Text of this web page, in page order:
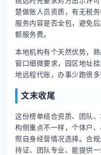
楚做账人员资质，有无税
服务内容是否全包，避免
额服务费。
本地机构有个天然优势，
窗口细微要求，园区地址
地远程代账，办事少跑很多
文末收尾
这份榜单结合资质、团队
构侧重点不一样，个体户
照自身经营情况选择。合
持证、团队专业、能提供